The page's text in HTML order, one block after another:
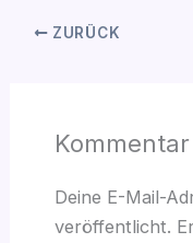
ZURÜCK
Deine E-Mail-
veröffentlicht.